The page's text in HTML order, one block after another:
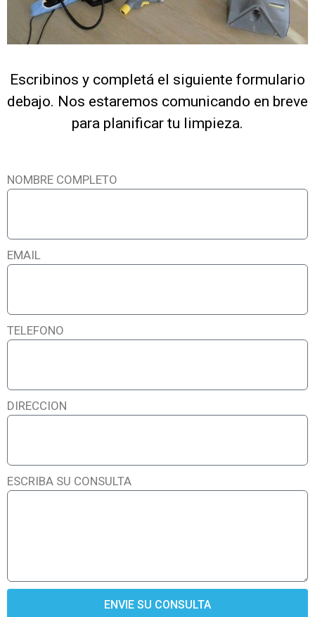
Escribinos y completá el siguiente formulario
debajo. Nos estaremos comunicando en breve
para planificar tu limpieza.
NOMBRE COMPLETO
EMAIL
TELEFONO
DIRECCION
ESCRIBA SU CONSULTA
ENVIE SU CONSULTA